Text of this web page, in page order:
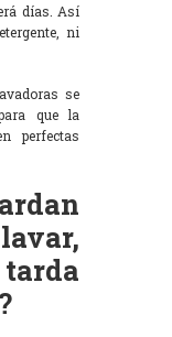
días. Así
ni
se
que la
perfectas